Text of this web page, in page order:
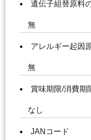
遺伝子組替原料
無
アレルギー起因
無
賞味期限/消費期
なし
JANコード